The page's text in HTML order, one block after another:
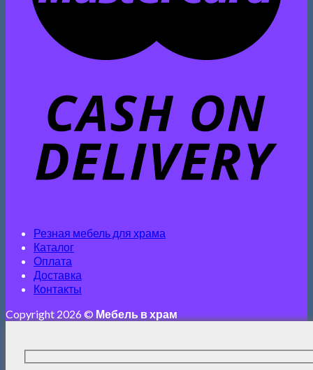
Резная мебель для храма
Каталог
Оплата
Доставка
Контакты
Copyright 2026 ©Мебель в храм